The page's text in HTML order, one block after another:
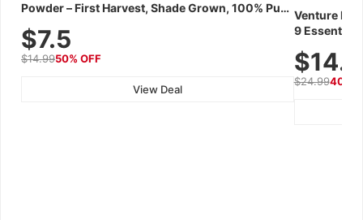
Powder – First Harvest, Shade Grown, 100% Pure
Gluten-Free, 30g Tin
$7.5
$14.9950% OFF
View Deal
Venture Pal
9 Essential
Recovery,
$24.9940%